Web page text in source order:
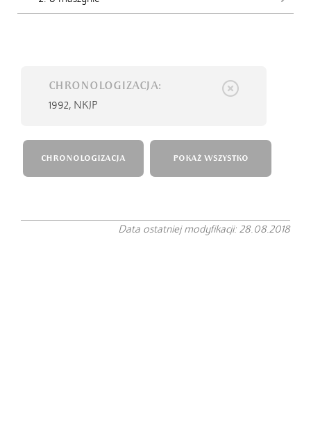
CHRONOLOGIZACJA:
1992, NKJP
CHRONOLOGIZACJA POKAŻ WSZYSTKO
Data ostatniej modyfikacji: 28.08.2018